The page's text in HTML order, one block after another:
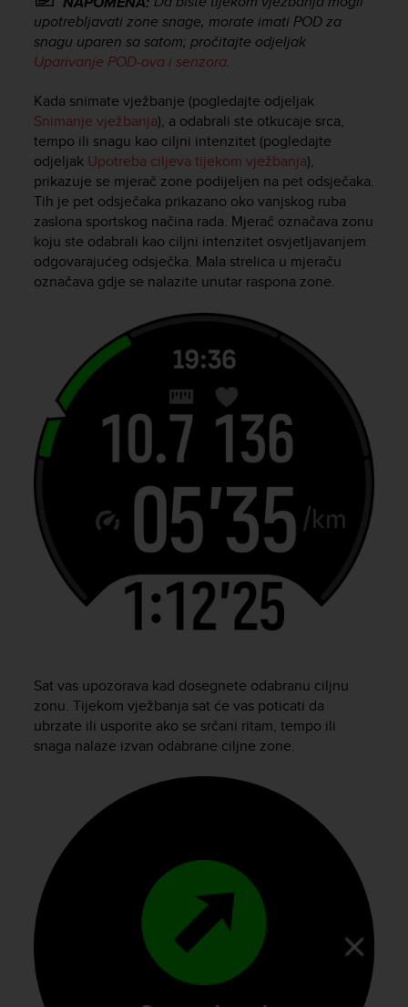
upotrebljavati zone snage, morate imati POD za
snagu uparen sa satom; pročitajte odjeljak
Uparivanje POD-ova i senzora.
Kada snimate vježbanje (pogledajte odjeljak
Snimanje vježbanja), a odabrali ste otkucaje srca,
tempo ili snagu kao ciljni intenzitet (pogledajte
odjeljak Upotreba ciljeva tijekom vježbanja),
prikazuje se mjerač zone podijeljen na pet odsječaka.
Tih je pet odsječaka prikazano oko vanjskog ruba
zaslona sportskog načina rada. Mjerač označava zonu
koju ste odabrali kao ciljni intenzitet osvjetljavanjem
odgovarajućeg odsječka. Mala strelica u mjeraču
označava gdje se nalazite unutar raspona zone.
Sat vas upozorava kad dosegnete odabranu ciljnu
zonu. Tijekom vježbanja sat će vas poticati da
ubrzate ili usporite ako se srčani ritam, tempo ili
snaga nalaze izvan odabrane ciljne zone.